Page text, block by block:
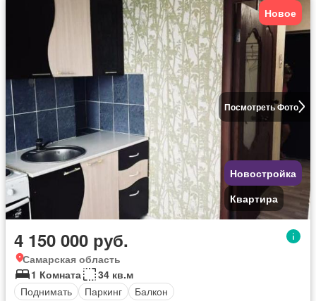
Посмотреть Фото
Новое
Новостройка
Квартира
4 150 000 руб.
Самарская область
1 Комната
34 кв.м
Поднимать
Паркинг Балкон